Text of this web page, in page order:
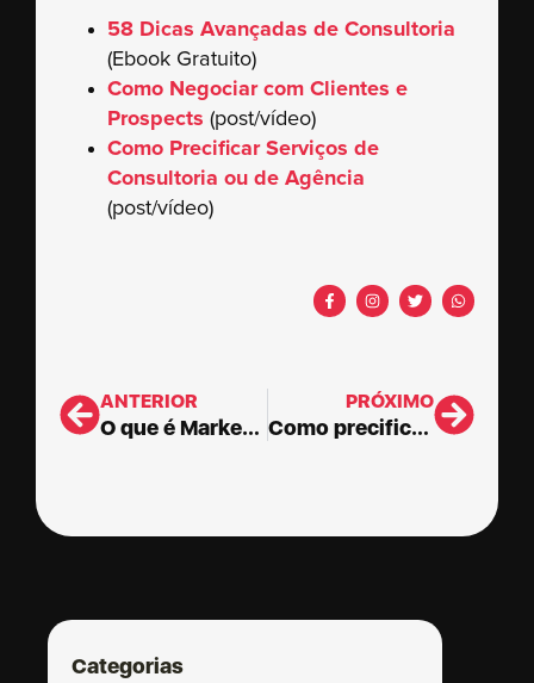
58 Dicas Avançadas de Consultoria
(Ebook Gratuito)
Como Negociar com Clientes e
Prospects (post/vídeo)
Como Precificar Serviços de
Consultoria ou de Agência
(post/vídeo)
ANTERIOR
O que é Marketing – definições dos grandes papas do Marketing
PRÓXIMO
Como precificar seus serviços de Consultoria ou Agência
Categorias